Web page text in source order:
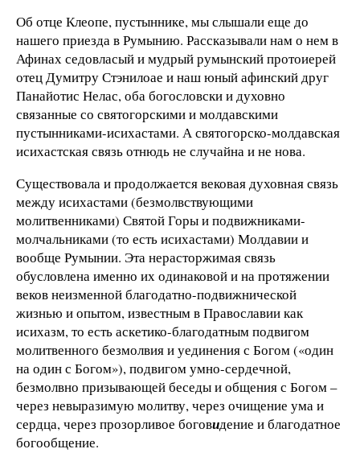
Об отце Клеопе, пустыннике, мы слышали еще до
нашего приезда в Румынию. Рассказывали нам о нем в
Афинах седовласый и мудрый румынский протоиерей
отец Думитру Стэнилоае и наш юный афинский друг
Панайотис Нелас, оба богословски и духовно
связанные со святогорскими и молдавскими
пустынниками-исихастами. А святогорско-молдавская
исихастская связь отнюдь не случайна и не нова.
Существовала и продолжается вековая духовная связь
между исихастами (безмолвствующими
молитвенниками) Святой Горы и подвижниками-
молчальниками (то есть исихастами) Молдавии и
вообще Румынии. Эта нерасторжимая связь
обусловлена именно их одинаковой и на протяжении
веков неизменной благодатно-подвижнической
жизнью и опытом, известным в Православии как
исихазм, то есть аскетико-благодатным подвигом
молитвенного безмолвия и уединения с Богом («один
на один с Богом»), подвигом умно-сердечной,
безмолвно призывающей беседы и общения с Богом –
через невыразимую молитву, через очищение ума и
сердца, через прозорливое боговидение и благодатное
богообщение.